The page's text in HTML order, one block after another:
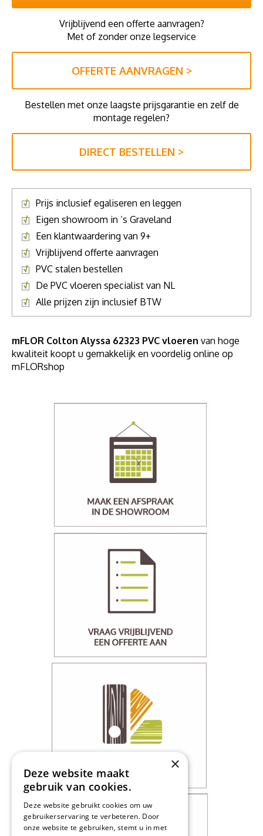
Vrijblijvend een offerte aanvragen?
Met of zonder onze legservice
OFFERTE AANVRAGEN >
Bestellen met onze laagste prijsgarantie en zelf de
montage regelen?
DIRECT BESTELLEN >
Prijs inclusief egaliseren en leggen
Eigen showroom in ’s Graveland
Een klantwaardering van 9+
Vrijblijvend offerte aanvragen
PVC stalen bestellen
De PVC vloeren specialist van NL
Alle prijzen zijn inclusief BTW
mFLOR Colton Alyssa 62323 PVC vloeren van hoge
kwaliteit koopt u gemakkelijk en voordelig online op
mFLORshop
×
Deze website maakt
gebruik van cookies.
Deze website gebruikt cookies om uw
gebruikerservaring te verbeteren. Door
onze website te gebruiken, stemt u in met